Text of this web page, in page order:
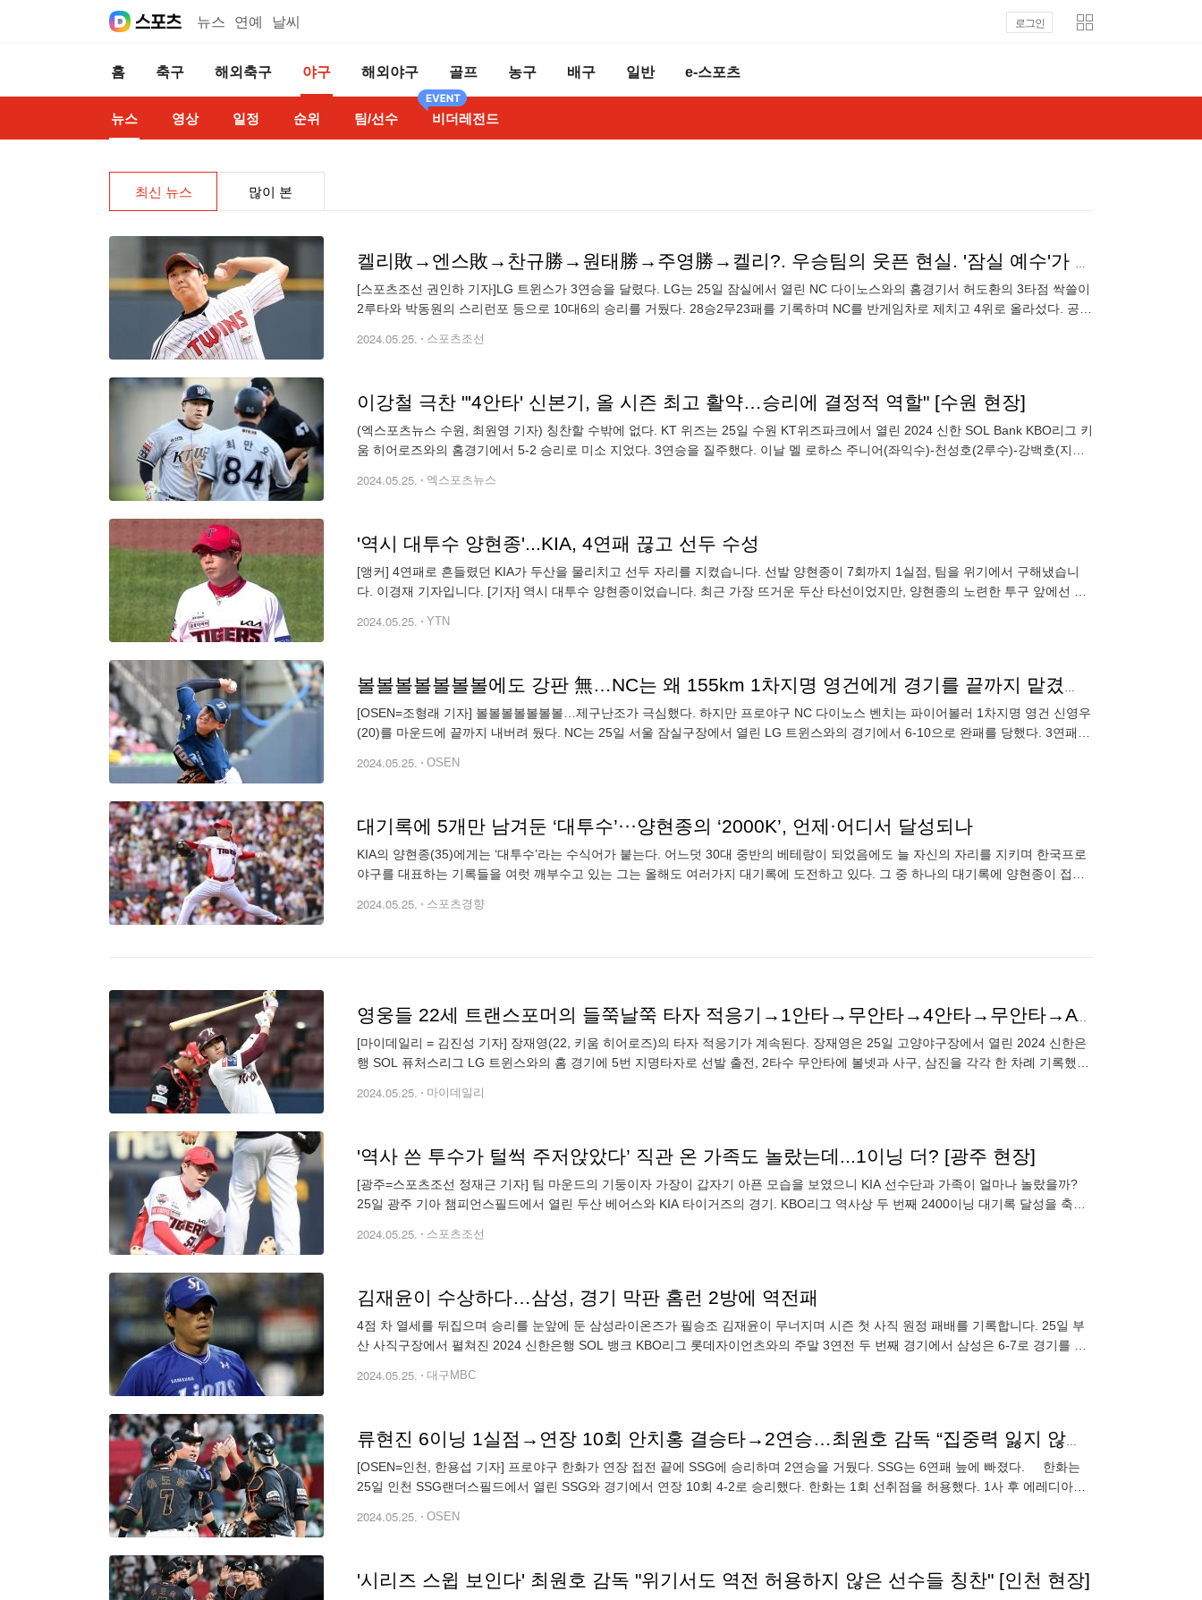
뉴스 연예 날씨 로그인
홈 축구 해외축구 야구 해외야구 골프 농구 배구 일반 e-스포츠
뉴스 영상 일정 순위 팀/선수 비더레전드
최신 뉴스 많이 본
켈리敗→엔스敗→찬규勝→원태勝→주영勝→켈리?. 우승팀의 웃픈 현실. '잠실 예수'가 부활할까[잠실 포커스]
[스포츠조선 권인하 기자]LG 트윈스가 3연승을 달렸다. LG는 25일 잠실에서 열린 NC 다이노스와의 홈경기서 허도환의 3타점 싹쓸이
2루타와 박동원의 스리런포 등으로 10대6의 승리를 거뒀다. 28승2무23패를 기록하며 NC를 반게임차로 제치고 4위로 올라섰다. 공교
2024.05.25. 스포츠조선
이강철 극찬 "'4안타' 신본기, 올 시즌 최고 활약…승리에 결정적 역할" [수원 현장]
(엑스포츠뉴스 수원, 최원영 기자) 칭찬할 수밖에 없다. KT 위즈는 25일 수원 KT위즈파크에서 열린 2024 신한 SOL Bank KBO리그 키
움 히어로즈와의 홈경기에서 5-2 승리로 미소 지었다. 3연승을 질주했다. 이날 멜 로하스 주니어(좌익수)-천성호(2루수)-강백호(지명
2024.05.25. 엑스포츠뉴스
'역시 대투수 양현종'...KIA, 4연패 끊고 선두 수성
[앵커] 4연패로 흔들렸던 KIA가 두산을 물리치고 선두 자리를 지켰습니다. 선발 양현종이 7회까지 1실점, 팀을 위기에서 구해냈습니
다. 이경재 기자입니다. [기자] 역시 대투수 양현종이었습니다. 최근 가장 뜨거운 두산 타선이었지만, 양현종의 노련한 투구 앞에선 힘
2024.05.25. YTN
볼볼볼볼볼볼볼에도 강판 無…NC는 왜 155km 1차지명 영건에게 경기를 끝까지 맡겼을까
[OSEN=조형래 기자] 볼볼볼볼볼볼볼…제구난조가 극심했다. 하지만 프로야구 NC 다이노스 벤치는 파이어볼러 1차지명 영건 신영우
(20)를 마운드에 끝까지 내버려 뒀다. NC는 25일 서울 잠실구장에서 열린 LG 트윈스와의 경기에서 6-10으로 완패를 당했다. 3연패에
2024.05.25. OSEN
대기록에 5개만 남겨둔 ‘대투수’···양현종의 ‘2000K’, 언제·어디서 달성되나
KIA의 양현종(35)에게는 ‘대투수’라는 수식어가 붙는다. 어느덧 30대 중반의 베테랑이 되었음에도 늘 자신의 자리를 지키며 한국프로
야구를 대표하는 기록들을 여럿 깨부수고 있는 그는 올해도 여러가지 대기록에 도전하고 있다. 그 중 하나의 대기록에 양현종이 접근
2024.05.25. 스포츠경향
영웅들 22세 트랜스포머의 들쭉날쭉 타자 적응기→1안타→무안타→4안타→무안타→AVG 0.357·OPS 1.042
[마이데일리 = 김진성 기자] 장재영(22, 키움 히어로즈)의 타자 적응기가 계속된다. 장재영은 25일 고양야구장에서 열린 2024 신한은
행 SOL 퓨처스리그 LG 트윈스와의 홈 경기에 5번 지명타자로 선발 출전, 2타수 무안타에 볼넷과 사구, 삼진을 각각 한 차례 기록했다.
2024.05.25. 마이데일리
'역사 쓴 투수가 털썩 주저앉았다’ 직관 온 가족도 놀랐는데...1이닝 더? [광주 현장]
[광주=스포츠조선 정재근 기자] 팀 마운드의 기둥이자 가장이 갑자기 아픈 모습을 보였으니 KIA 선수단과 가족이 얼마나 놀랐을까?
25일 광주 기아 챔피언스필드에서 열린 두산 베어스와 KIA 타이거즈의 경기. KBO리그 역사상 두 번째 2400이닝 대기록 달성을 축하
2024.05.25. 스포츠조선
김재윤이 수상하다…삼성, 경기 막판 홈런 2방에 역전패
4점 차 열세를 뒤집으며 승리를 눈앞에 둔 삼성라이온즈가 필승조 김재윤이 무너지며 시즌 첫 사직 원정 패배를 기록합니다. 25일 부
산 사직구장에서 펼쳐진 2024 신한은행 SOL 뱅크 KBO리그 롯데자이언츠와의 주말 3연전 두 번째 경기에서 삼성은 6-7로 경기를 내
2024.05.25. 대구MBC
류현진 6이닝 1실점→연장 10회 안치홍 결승타→2연승…최원호 감독 “집중력 잃지 않고, 위기에서 역전 허용하지 않은 선수들 칭찬해”
[OSEN=인천, 한용섭 기자] 프로야구 한화가 연장 접전 끝에 SSG에 승리하며 2연승을 거뒀다. SSG는 6연패 늪에 빠졌다. 한화는
25일 인천 SSG랜더스필드에서 열린 SSG와 경기에서 연장 10회 4-2로 승리했다. 한화는 1회 선취점을 허용했다. 1사 후 에레디아의
2024.05.25. OSEN
'시리즈 스윕 보인다' 최원호 감독 "위기서도 역전 허용하지 않은 선수들 칭찬" [인천 현장]